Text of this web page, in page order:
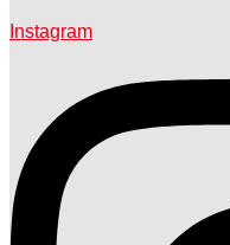
Instagram